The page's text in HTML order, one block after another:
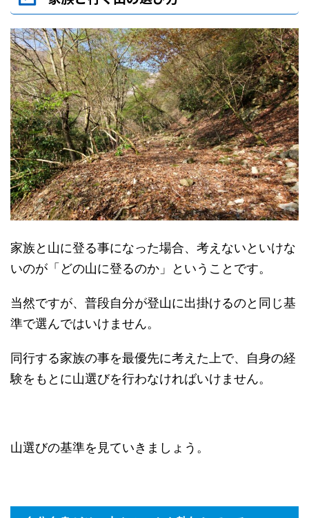
家族と山に登る事になった場合、考えないといけな
いのが「どの山に登るのか」ということです。
当然ですが、普段自分が登山に出掛けるのと同じ基
準で選んではいけません。
同行する家族の事を最優先に考えた上で、自身の経
験をもとに山選びを行わなければいけません。
山選びの基準を見ていきましょう。